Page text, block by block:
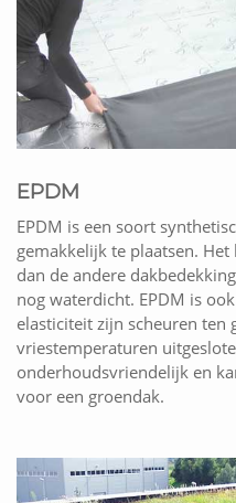
EPDM
EPDM is een soort
gemakkelijk te plaatsen.
dan de andere
nog waterdicht. EPDM is
elasticiteit zijn scheuren ten
vriestemperaturen
onderhoudsvriendelijk en
voor een groendak.